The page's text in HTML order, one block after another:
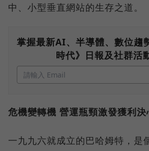
中、小型垂直網站的生存之道。
掌握最新AI、半導體、數位趨
時代》日報及社群活
危機變轉機 營運瓶頸激發獲利決
一九九六就成立的巴哈姆特，是